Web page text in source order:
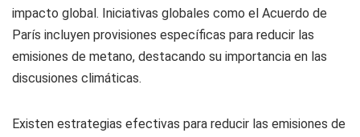
impacto global. Iniciativas globales como el Acuerdo de
París incluyen provisiones específicas para reducir las
emisiones de metano, destacando su importancia en las
discusiones climáticas.
Existen estrategias efectivas para reducir las emisiones de